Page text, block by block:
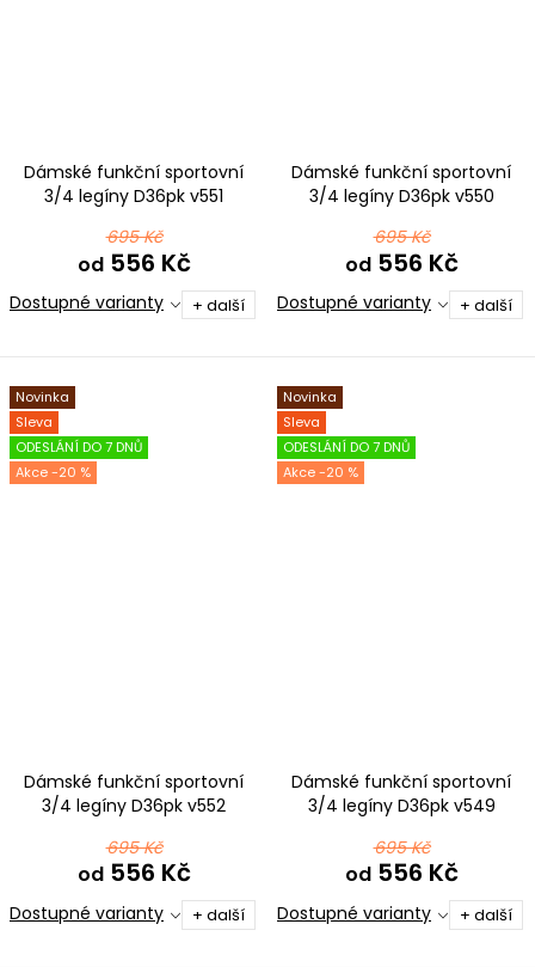
Dámské funkční sportovní
3/4 legíny D36pk v551
695 Kč
od556 Kč
Dostupné varianty + další
Dámské funkční sportovní
3/4 legíny D36pk v550
695 Kč
od556 Kč
Dostupné varianty + další
Novinka
Sleva
ODESLÁNÍ DO 7 DNŮ
-20 %
Dámské funkční sportovní
3/4 legíny D36pk v552
695 Kč
od556 Kč
Dostupné varianty + další
Novinka
Sleva
ODESLÁNÍ DO 7 DNŮ
-20 %
Dámské funkční sportovní
3/4 legíny D36pk v549
695 Kč
od556 Kč
Dostupné varianty + další